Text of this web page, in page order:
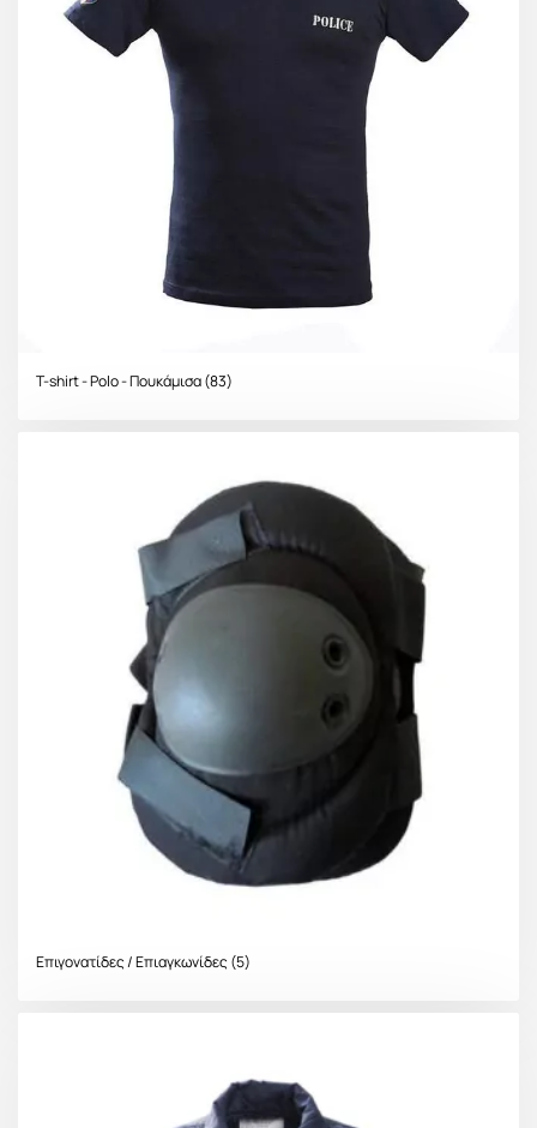
T-shirt - Polo - Πουκάμισα(83)
Επιγονατίδες / Επιαγκωνίδες (5)